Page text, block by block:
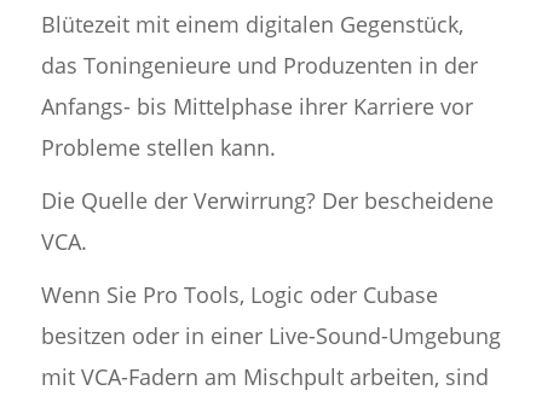
Blütezeit mit einem digitalen Gegenstück,
das Toningenieure und Produzenten in der
Anfangs- bis Mittelphase ihrer Karriere vor
Probleme stellen kann.
Die Quelle der Verwirrung? Der bescheidene
VCA.
Wenn Sie Pro Tools, Logic oder Cubase
besitzen oder in einer Live-Sound-Umgebung
mit VCA-Fadern am Mischpult arbeiten, sind